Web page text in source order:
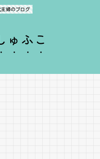
婦のブログ
ゅふこ